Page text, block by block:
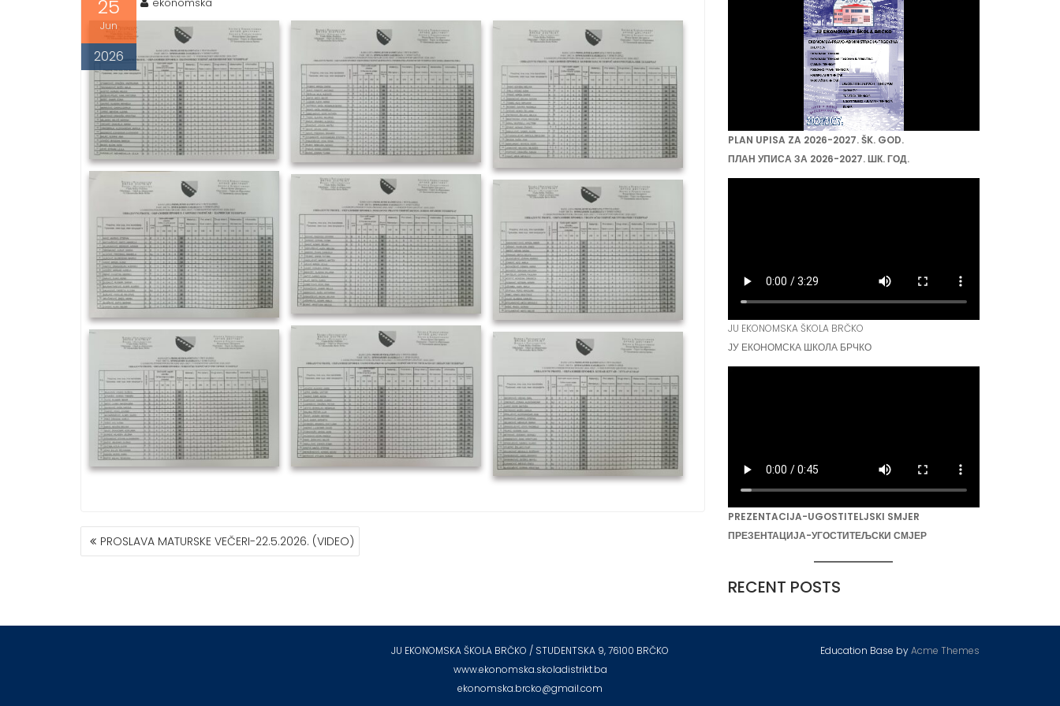
25
Jun
2026
POST
NAVIGATION
PROSLAVA MATURSKE VEČERI-22.5.2026. (VIDEO)
PLAN UPISA ZA 2026-2027. ŠK. GOD.
ПЛАН УПИСА ЗА 2026-2027. ШК. ГОД.
JU EKONOMSKA ŠKOLA BRČKO
ЈУ ЕКОНОМСКА ШКОЛА БРЧКО
PREZENTACIJA-UGOSTITELJSKI SMJER
ПРЕЗЕНТАЦИЈА-УГОСТИТЕЉСКИ СМЈЕР
RECENT POSTS
JU EKONOMSKA ŠKOLA BRČKO / STUDENTSKA 9, 76100 BRČKO
www.ekonomska.skoladistrikt.ba
ekonomska.brcko@gmail.com
Education Base byAcme Themes